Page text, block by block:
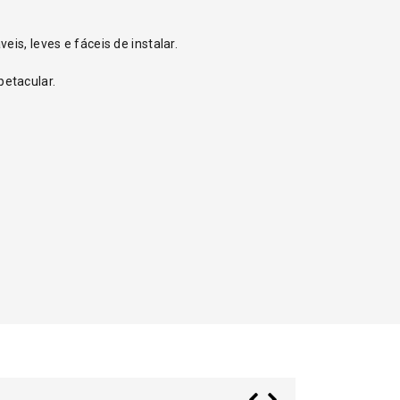
leves e fáceis de instalar.